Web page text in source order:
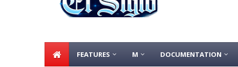
FEATURES M DOCUMENTATION